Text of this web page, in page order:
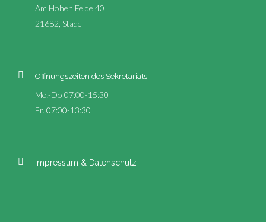
Am Hohen Felde 40
21682, Stade
Öffnungszeiten des Sekretariats
Mo.-Do 07:00-15:30
Fr. 07:00-13:30
Impressum & Datenschutz